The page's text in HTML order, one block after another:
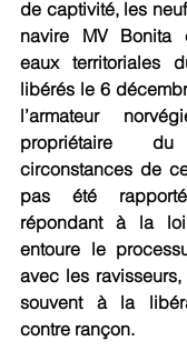
de captivité, les
navire MV Bonita
eaux territoriales
libérés le 6
l’armateur
propriétaire
circonstances de
pas été
répondant à la
entoure le
avec les
souvent à la
contre rançon.